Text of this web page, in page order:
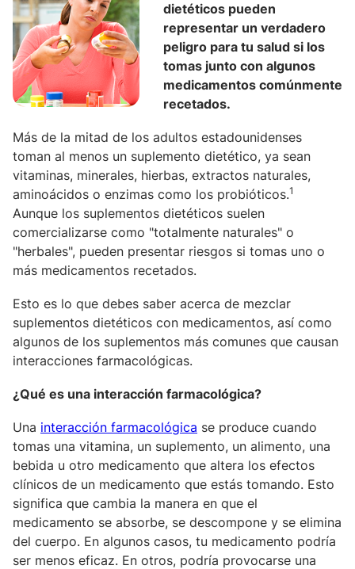
dietéticos pueden
representar un verdadero
peligro para tu salud si los
tomas junto con algunos
medicamentos comúnmente
recetados.
Más de la mitad de los adultos estadounidenses
toman al menos un suplemento dietético, ya sean
vitaminas, minerales, hierbas, extractos naturales,
aminoácidos o enzimas como los probióticos.1
Aunque los suplementos dietéticos suelen
comercializarse como "totalmente naturales" o
"herbales", pueden presentar riesgos si tomas uno o
más medicamentos recetados.
Esto es lo que debes saber acerca de mezclar
suplementos dietéticos con medicamentos, así como
algunos de los suplementos más comunes que causan
interacciones farmacológicas.
¿Qué es una interacción farmacológica?
Una interacción farmacológica se produce cuando
tomas una vitamina, un suplemento, un alimento, una
bebida u otro medicamento que altera los efectos
clínicos de un medicamento que estás tomando. Esto
significa que cambia la manera en que el
medicamento se absorbe, se descompone y se elimina
del cuerpo. En algunos casos, tu medicamento podría
ser menos eficaz. En otros, podría provocarse una